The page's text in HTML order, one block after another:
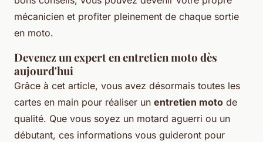
mécanicien et profiter pleinement de chaque sortie
en moto.
Devenez un expert en entretien moto dès
aujourd'hui
Grâce à cet article, vous avez désormais toutes les
cartes en main pour réaliser un entretien moto de
qualité. Que vous soyez un motard aguerri ou un
débutant, ces informations vous guideront pour